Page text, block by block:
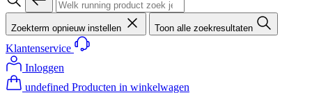
Zoekterm opnieuw instellen Toon alle zoekresultaten
Klantenservice
Inloggen
undefined Producten in winkelwagen